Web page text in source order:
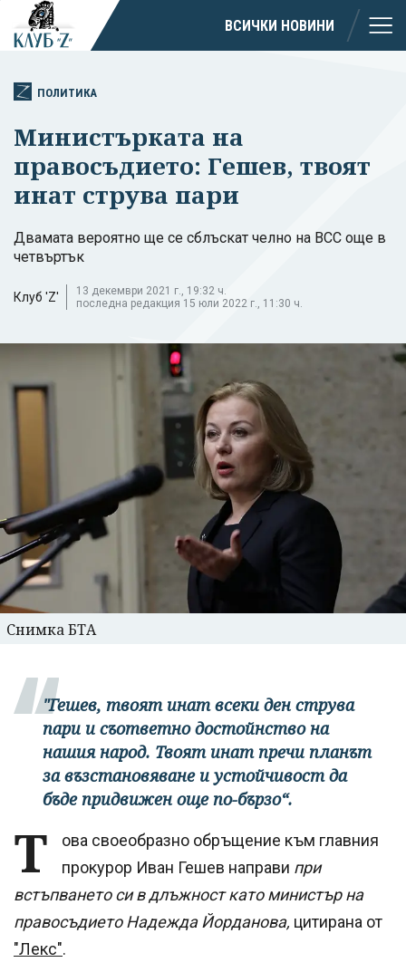
ВСИЧКИ НОВИНИ
ПОЛИТИКА
Министърката на
правосъдието: Гешев, твоят
инат струва пари
Двамата вероятно ще се сблъскат челно на ВСС още в
четвъртък
Клуб 'Z'
13 декември 2021 г., 19:32 ч.
последна редакция 15 юли 2022 г., 11:30 ч.
Снимка БТА
"Гешев, твоят инат всеки ден струва
пари и съответно достойнство на
нашия народ. Твоят инат пречи планът
за възстановяване и устойчивост да
бъде придвижен още по-бързо“.
Т
ова своеобразно обръщение към главния
прокурор Иван Гешев направи при
встъпването си в длъжност като министър на
правосъдието Надежда Йорданова, цитирана от
"Лекс".